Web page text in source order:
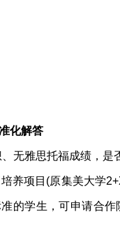
化解答
无雅思托福成绩，是
养项目(原集美大学
的学生，可申请合